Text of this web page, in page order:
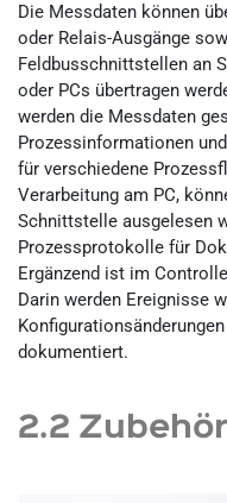
Die Messdaten können
oder Relais-Ausgänge
Feldbusschnittstellen an
oder PCs übertragen
werden die Messdaten
Prozessinformationen
für verschiedene
Verarbeitung am PC,
Schnittstelle ausgelesen
Prozessprotokolle für
Ergänzend ist im
Darin werden Ereignisse
dokumentiert.
2.2 Zubehör